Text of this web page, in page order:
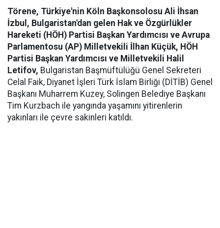
Törene, Türkiye'nin Köln Başkonsolosu Ali İhsan
İzbul, Bulgaristan'dan gelen Hak ve Özgürlükler
Hareketi (HÖH) Partisi Başkan Yardımcısı ve Avrupa
Parlamentosu (AP) Milletvekili İlhan Küçük, HÖH
Partisi Başkan Yardımcısı ve Milletvekili Halil
Letifov, Bulgaristan Başmüftülüğü Genel Sekreteri
Celal Faik, Diyanet İşleri Türk İslam Birliği (DİTİB) Genel
Başkanı Muharrem Kuzey, Solingen Belediye Başkanı
Tim Kurzbach ile yangında yaşamını yitirenlerin
yakınları ile çevre sakinleri katıldı.